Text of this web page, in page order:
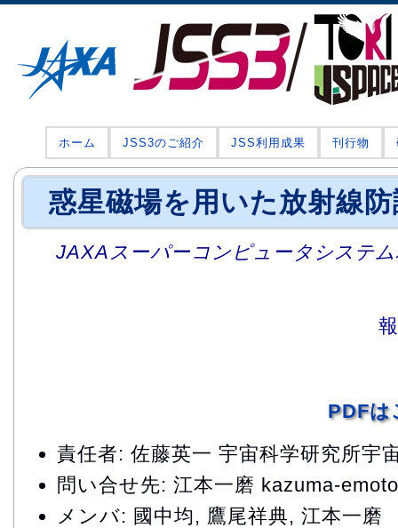
ホーム JSS3のご紹介 JSS利用成果 刊行物
惑星磁場を用いた放射線
JAXAスーパーコンピュータシステ
PDFは
責任者: 佐藤英一 宇宙科学研究所宇
問い合せ先: 江本一磨 kazuma-
メンバ: 國中均, 鷹尾祥典, 江本一磨